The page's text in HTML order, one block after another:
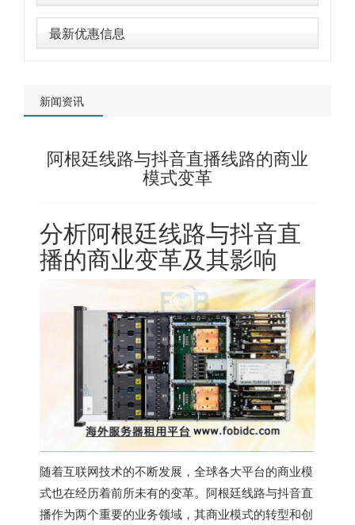
最新优惠信息
新闻资讯
阿根廷线路与抖音直播线路的商业
模式变革
分析阿根廷线路与抖音直
播的商业变革及其影响
随着互联网技术的不断发展，全球各大平台的商业模
式也在经历着前所未有的变革。阿根廷线路与抖音直
播作为两个重要的业务领域，其商业模式的转型和创